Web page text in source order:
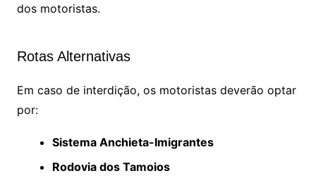
dos motoristas.
Rotas Alternativas
Em caso de interdição, os motoristas deverão optar
por:
Sistema Anchieta-Imigrantes
Rodovia dos Tamoios